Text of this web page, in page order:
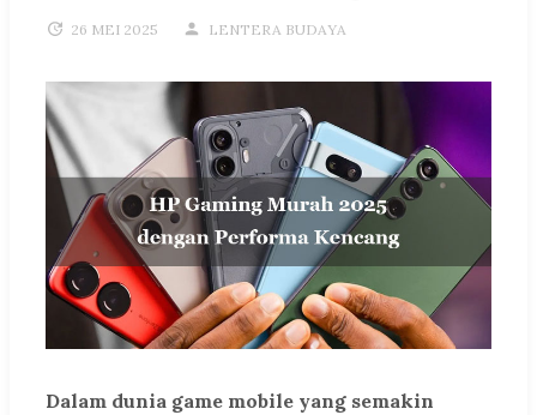
26 MEI 2025 LENTERA BUDAYA
Dalam dunia game mobile yang semakin